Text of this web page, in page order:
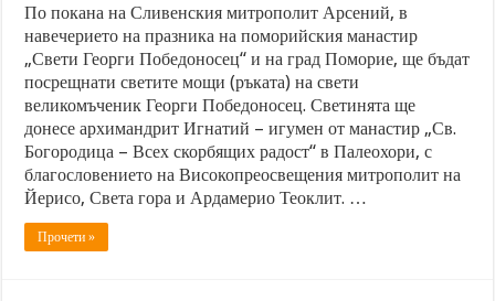
По покана на Сливенския митрополит Арсений, в
навечерието на празника на поморийския манастир
„Свети Георги Победоносец“ и на град Поморие, ще бъдат
посрещнати светите мощи (ръката) на свети
великомъченик Георги Победоносец. Светинята ще
донесе архимандрит Игнатий – игумен от манастир „Св.
Богородица – Всех скорбящих радост“ в Палеохори, с
благословението на Високопреосвещения митрополит на
Йерисо, Света гора и Ардамерио Теоклит. …
Прочети »